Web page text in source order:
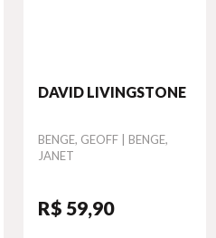
DAVID LIVINGSTONE
Autor
BENGE, GEOFF | BENGE,
JANET
R$ 59,90